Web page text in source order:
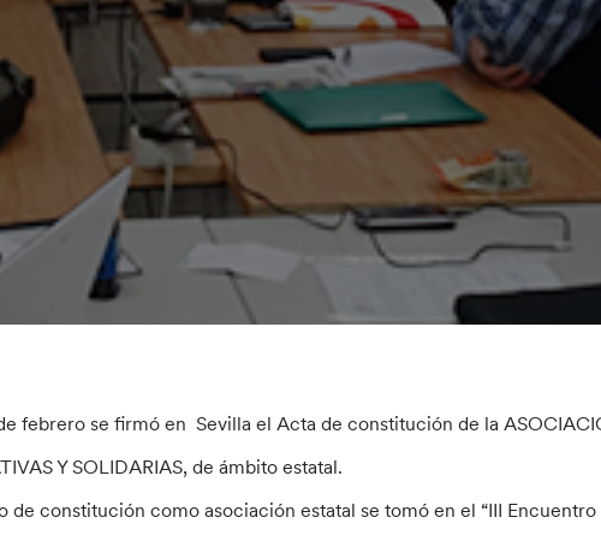
febrero se firmó en Sevilla el Acta de constitución de la
Y SOLIDARIAS, de ámbito estatal.
de constitución como asociación estatal se tomó en el “III Encuentro